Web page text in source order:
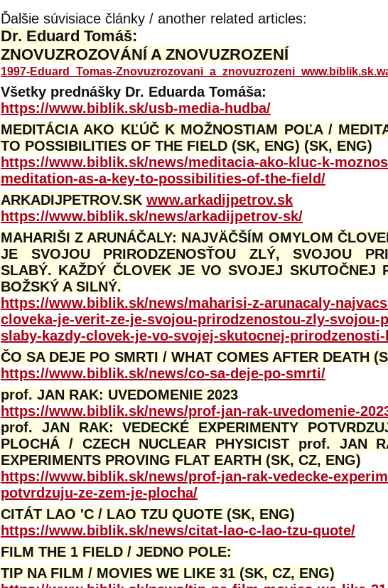
Ďalšie súvisiace články / another related articles:
Dr. Eduard Tomáš:
ZNOVUZROZOVÁNÍ A ZNOVUZROZENÍ
1997-Eduard_Tomas-
Všetky prednášky Dr. Eduarda Tomáša:
https://www.biblik.sk/usb-media-hudba/
MEDITÁCIA AKO KĽÚČ K MOŽNOSTIAM POĽA /
TO POSSIBILITIES OF THE FIELD (SK, ENG) (SK, ENG)
https://www.biblik.sk/news/meditacia-ako-kluc-k-
meditation-as-a-key-to-possibilities-of-the-field/
ARKADIJPETROV.SK www.arkadijpetrov.sk
https://www.biblik.sk/news/arkadijpetrov-sk/
MAHARIŠI Z ARUNÁČALY: NAJVÄČŠÍM OMYLOM
JE SVOJOU PRIRODZENOSŤOU ZLÝ, SVOJOU
SLABÝ. KAŽDÝ ČLOVEK JE VO SVOJEJ SKUTOČNEJ
BOŽSKÝ A SILNÝ.
https://www.biblik.sk/news/maharisi-z-arunacaly-
cloveka-je-verit-ze-je-svojou-prirodzenostou-zly-svojou-
slaby-kazdy-clovek-je-vo-svojej-skutocnej-
ČO SA DEJE PO SMRTI / WHAT COMES AFTER DEATH
https://www.biblik.sk/news/co-sa-deje-po-smrti/
prof. JAN RAK: UVEDOMENIE 2023
https://www.biblik.sk/news/prof-jan-rak-uvedomenie-
prof. JAN RAK: VEDECKÉ EXPERIMENTY
PLOCHÁ / CZECH NUCLEAR PHYSICIST prof. JAN
EXPERIMENTS PROVING FLAT EARTH (SK, CZ, ENG)
https://www.biblik.sk/news/prof-jan-rak-vedecke-
potvrdzuju-ze-zem-je-plocha/
CITÁT LAO 'C / LAO TZU QUOTE (SK, ENG)
https://www.biblik.sk/news/citat-lao-c-lao-tzu-quote/
FILM THE 1 FIELD / JEDNO POLE:
TIP NA FILM / MOVIES WE LIKE 31 (SK, CZ, ENG)